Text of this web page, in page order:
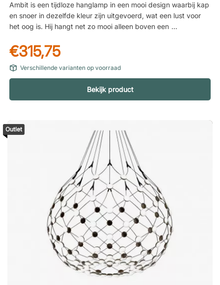
Ambit is een tijdloze hanglamp in een mooi design waarbij kap
en snoer in dezelfde kleur zijn uitgevoerd, wat een lust voor
het oog is. Hij hangt net zo mooi alleen boven een bijzettafel,
binnenkant geeft maximaal licht. 4m snoer inbegrepen. Geeft
neerwaarts licht. Mooie handgeschilderde kap.
€315,75
Verschillende varianten op voorraad
Bekijk product
Outlet